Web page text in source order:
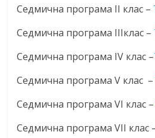
Седмична програма II клас –
Седмична програма IIIклас –
Седмична програма IV клас –
Седмична програма V клас –
Седмична програма VI клас –
Седмична програма VII клас